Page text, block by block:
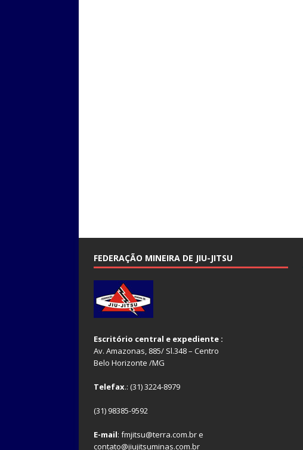
FEDERAÇÃO MINEIRA DE JIU-JITSU
Escritório central e expediente :
Av. Amazonas, 885/ Sl.348 – Centro
Belo Horizonte /MG
Telefax.: (31) 3224-8979
(31) 98385-9592
E-mail: fmjitsu@terra.com.br e
contato@jiujitsuminas.com.br